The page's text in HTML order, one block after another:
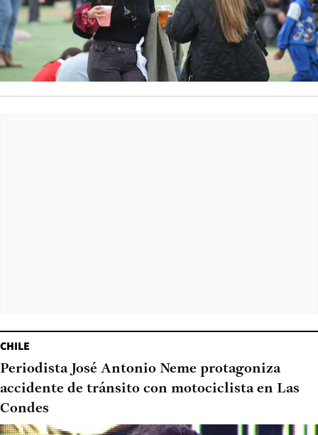
CHILE
Periodista José Antonio Neme protagoniza
accidente de tránsito con motociclista en Las
Condes